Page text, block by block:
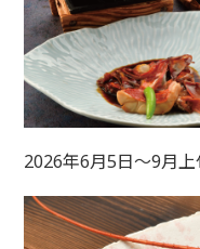
2026年6月5日～9月